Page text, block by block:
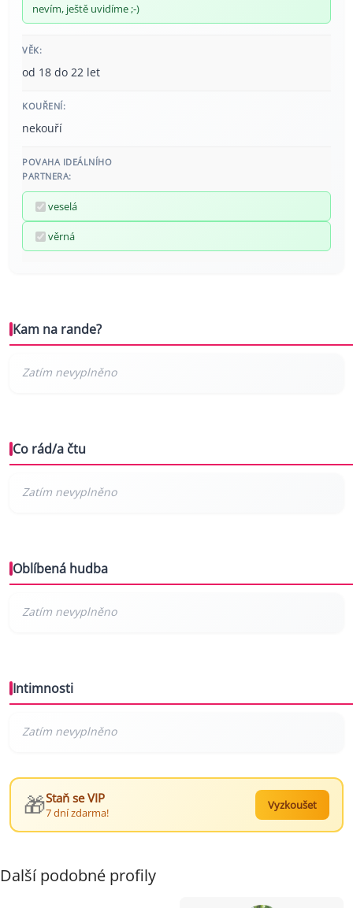
nevím, ještě uvidíme ;-)
VĚK:
od 18 do 22 let
KOUŘENÍ:
nekouří
POVAHA IDEÁLNÍHO
PARTNERA:
veselá
věrná
Kam na rande?
Co rád/a čtu
Oblíbená hudba
Intimnosti
🎁Staň se VIP
7 dní zdarma!
Vyzkoušet
Další podobné profily